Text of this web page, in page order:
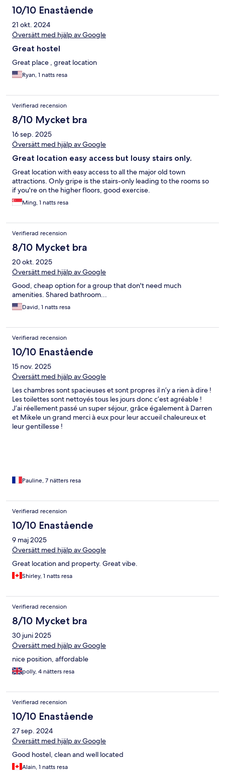
10/10 Enastående
21 okt. 2024
Översätt med hjälp av Google
Great hostel
Great place , great location
Ryan, 1 natts resa
Verifierad recension
8/10 Mycket bra
16 sep. 2025
Översätt med hjälp av Google
Great location easy access but lousy stairs only.
Great location with easy access to all the major old town
attractions. Only gripe is the stairs-only leading to the rooms so
if you're on the higher floors, good exercise.
Ming, 1 natts resa
Verifierad recension
8/10 Mycket bra
20 okt. 2025
Översätt med hjälp av Google
Good, cheap option for a group that don't need much
amenities. Shared bathroom...
David, 1 natts resa
Verifierad recension
10/10 Enastående
15 nov. 2025
Översätt med hjälp av Google
Les chambres sont spacieuses et sont propres il n’y a rien à dire !
Les toilettes sont nettoyés tous les jours donc c’est agréable !
J’ai réellement passé un super séjour, grâce également à Darren
et Mikele un grand merci à eux pour leur accueil chaleureux et
leur gentillesse !
Pauline, 7 nätters resa
Verifierad recension
10/10 Enastående
9 maj 2025
Översätt med hjälp av Google
Great location and property. Great vibe.
Shirley, 1 natts resa
Verifierad recension
8/10 Mycket bra
30 juni 2025
Översätt med hjälp av Google
nice position, affordable
polly, 4 nätters resa
Verifierad recension
10/10 Enastående
27 sep. 2024
Översätt med hjälp av Google
Good hostel, clean and well located
Alain, 1 natts resa